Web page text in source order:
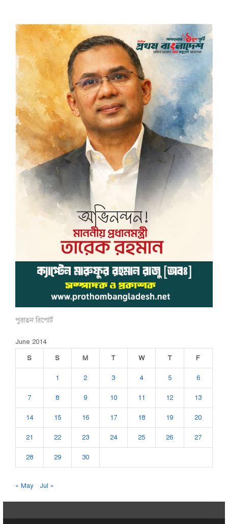
পুরাতন রিপোর্ট
June 2014
S
S M T W T F
1 2 3 4 5 6
7 8 9 10 11 12 13
14 15 16 17 18 19 20
21 22 23 24 25 26 27
28 29 30
« May Jul »